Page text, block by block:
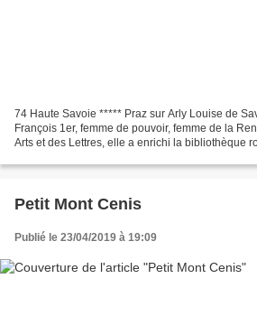
74 Haute Savoie ***** Praz sur Arly Louise de
François 1er, femme de pouvoir, femme de la
Arts et des Lettres, elle a enrichi la bibliothèque
Petit Mont Cenis
Publié le 23/04/2019 à 19:09